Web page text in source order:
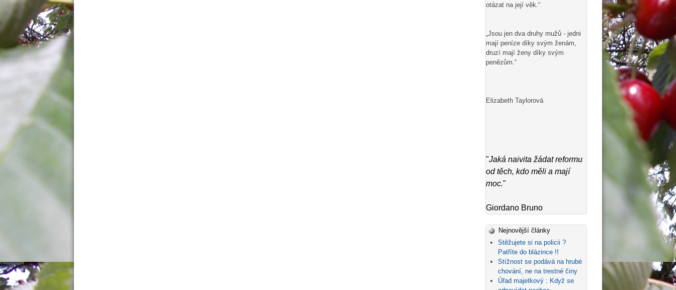
otázat na její věk.“
„Jsou jen dva druhy mužů - jedni
mají peníze díky svým ženám,
druzí mají ženy díky svým
penězům.“
Elizabeth Taylorová
"Jaká naivita žádat reformu
od těch, kdo měli a mají
moc."
Giordano Bruno
Nejnovější články
Stěžujete si na policii ?
Patříte do blázince !!
Stížnost se podává na hrubé
chování, ne na trestné činy
Úřad majetkový : Když se